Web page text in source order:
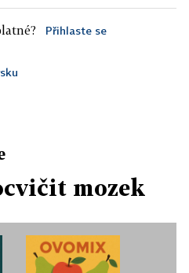
Přihlaste se
mozek